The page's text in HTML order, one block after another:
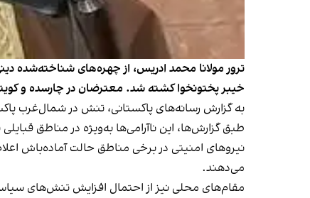
ترور مولانا محمد ادریس، از چهره‌های شناخته‌شده
خیبر پختونخوا کشته شد. معترضان در چارسده و
به گزارش رسانه‌های پاکستانی، تنش در شمال‌غرب
طبق گزارش‌ها، این ناآرامی‌ها به‌ویژه در مناطق
نیروهای امنیتی در برخی مناطق حالت آماده‌باش
می‌دهند.
مقام‌های محلی نیز از احتمال افزایش تنش‌های